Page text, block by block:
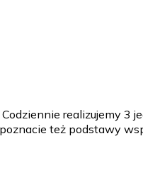
realizujemy 3
też podstawy